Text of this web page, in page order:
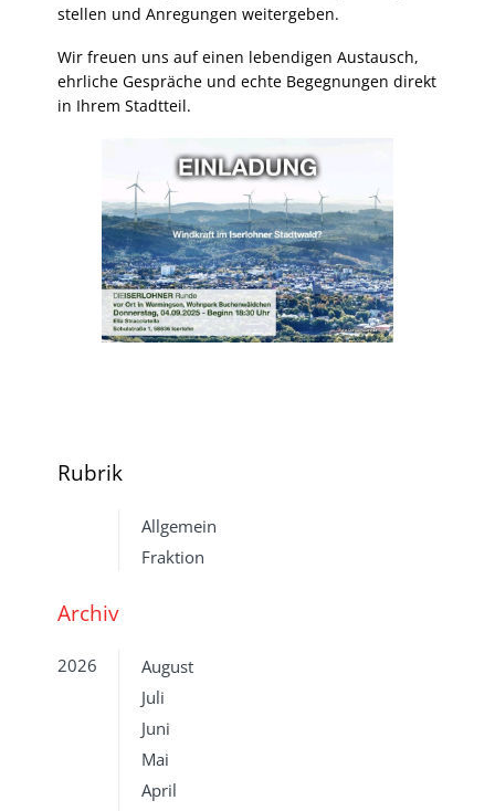
stellen und Anregungen weitergeben.
Wir freuen uns auf einen lebendigen Austausch,
ehrliche Gespräche und echte Begegnungen direkt
in Ihrem Stadtteil.
Rubrik
Allgemein
Fraktion
Archiv
2026
August
Juli
Juni
Mai
April